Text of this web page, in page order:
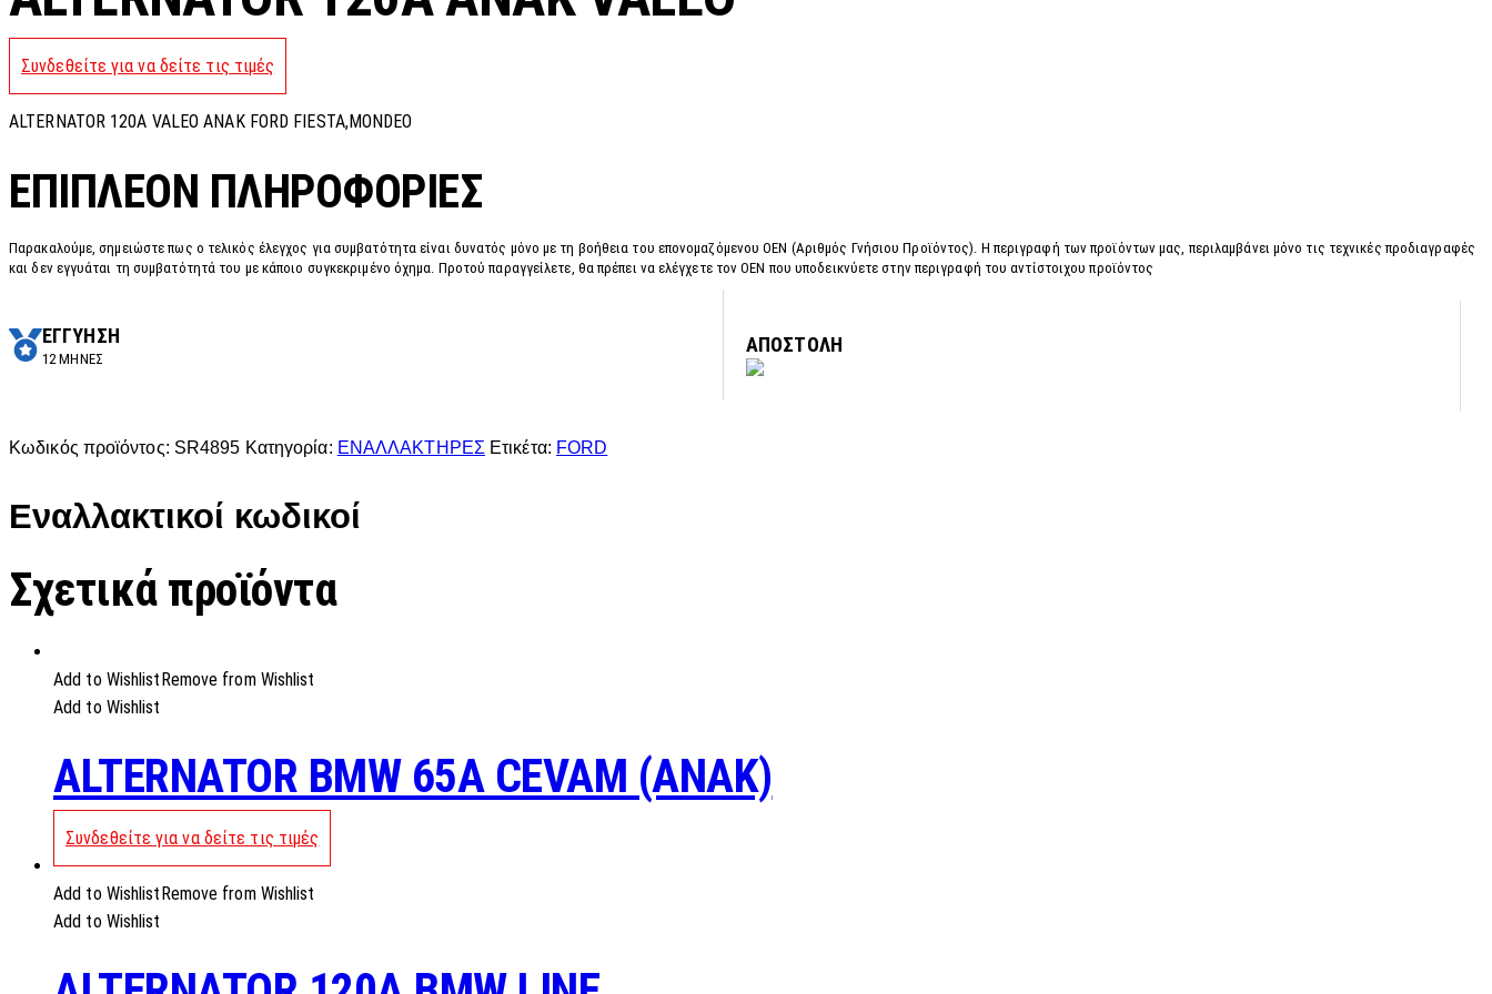
Συνδεθείτε για να δείτε τις τιμές
ALTERNATOR 120A VALEO ANAK FORD FIESTA,MONDEO
ΕΠΙΠΛΈΟΝ ΠΛΗΡΟΦΟΡΊΕΣ
Παρακαλούμε, σημειώστε πως ο τελικός έλεγχος για συμβατότητα είναι δυνατός μόνο με τη βοήθεια του επονομαζόμενου OEN (Αριθμός Γνήσιου Προϊόντος). Η περιγραφή των προϊόντων μας, περιλαμβάνει μόνο τις τεχνικές προδιαγραφές
και δεν εγγυάται τη συμβατότητά του με κάποιο συγκεκριμένο όχημα. Προτού παραγγείλετε, θα πρέπει να ελέγχετε τον OEN που υποδεικνύετε στην περιγραφή του αντίστοιχου προϊόντος
ΕΓΓΥΗΣΗ
12 ΜΗΝΕΣ
ΑΠΟΣΤΟΛΗ
Κωδικός προϊόντος: SR4895 Κατηγορία: ΕΝΑΛΛΑΚΤΗΡΕΣ Ετικέτα: FORD
Εναλλακτικοί κωδικοί
Σχετικά προϊόντα
Add to Wishlist Remove from Wishlist
Add to Wishlist
ALTERNATOR BMW 65A CEVAM (ANAK)
Συνδεθείτε για να δείτε τις τιμές
Add to WishlistRemove from Wishlist
Add to Wishlist